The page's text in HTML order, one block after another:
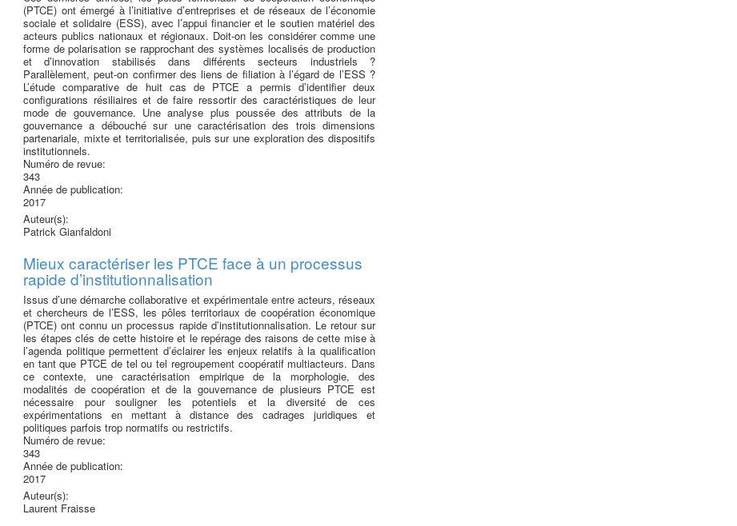
(PTCE) ont émergé à l’initiative d’entreprises et de réseaux de l’économie
sociale et solidaire (ESS), avec l’appui financier et le soutien matériel des
acteurs publics nationaux et régionaux. Doit-on les considérer comme une
forme de polarisation se rapprochant des systèmes localisés de production
et d’innovation stabilisés dans différents secteurs industriels ?
Parallèlement, peut-on confirmer des liens de filiation à l’égard de l’ESS ?
L’étude comparative de huit cas de PTCE a permis d’identifier deux
configurations résiliaires et de faire ressortir des caractéristiques de leur
mode de gouvernance. Une analyse plus poussée des attributs de la
gouvernance a débouché sur une caractérisation des trois dimensions
partenariale, mixte et territorialisée, puis sur une exploration des dispositifs
institutionnels.
Numéro de revue:
343
Année de publication:
2017
Auteur(s):
Patrick Gianfaldoni
Mieux caractériser les PTCE face à un processus
rapide d’institutionnalisation
Issus d’une démarche collaborative et expérimentale entre acteurs, réseaux
et chercheurs de l’ESS, les pôles territoriaux de coopération économique
(PTCE) ont connu un processus rapide d’institutionnalisation. Le retour sur
les étapes clés de cette histoire et le repérage des raisons de cette mise à
l’agenda politique permettent d’éclairer les enjeux relatifs à la qualification
en tant que PTCE de tel ou tel regroupement coopératif multiacteurs. Dans
ce contexte, une caractérisation empirique de la morphologie, des
modalités de coopération et de la gouvernance de plusieurs PTCE est
nécessaire pour souligner les potentiels et la diversité de ces
expérimentations en mettant à distance des cadrages juridiques et
politiques parfois trop normatifs ou restrictifs.
Numéro de revue:
343
Année de publication:
2017
Auteur(s):
Laurent Fraisse